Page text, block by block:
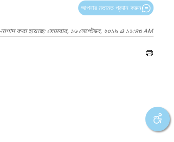
আপনার মতামত প্রদান করুন
করা হয়েছে: সোমবার, ১৬ সেপ্টেম্বর, ২০১৯ এ ১১:৪৩ AM